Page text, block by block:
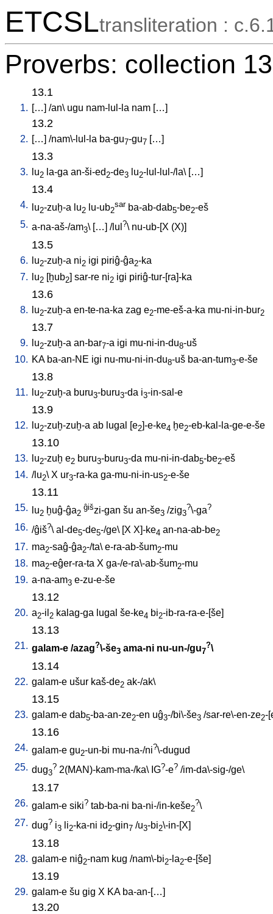
ETCSLtransliteration :
Proverbs: collection 13
13.1
1. […] /an\ ugu nam-lul-la nam […]
13.2
2. […] /nam\-lul-la ba-gu7-gu7 […]
13.3
3. lu2 la-ga an-ši-ed 2-de3 lu2-lul-lul-/la\ […]
13.4
4. lu2-zuḫ-a lu2 lu-ub2
sar ba-ab-dab5-be2-eš
5. a-na-aš-/am3\ […] /lul ?\ nu-ub-[X (X)]
13.5
6. lu2-zuḫ-a ni2 igi piriĝ-ĝa2-ka
7.
lu2 [ḫub2] sar-re ni2 igi piriĝ-tur-[ra]-ka
13.6
8. lu2-zuḫ-a en-te-na-ka zag e2-me-eš-a-ka mu-ni-in-bur2
13.7
9. lu2-zuḫ-a an-bar7-a igi mu-ni-in-du8-uš
10. KA ba-an-NE igi nu-mu-ni-in-du8-uš ba-an-tum3-e-še
13.8
11. lu2-zuḫ-a buru3-buru3-da i3-in-sal-e
13.9
12. lu2-zuḫ-zuḫ-a ab lugal [e2]-e-ke4 ḫe2-eb-kal-la-ge-e-še
13.10
13. lu2-zuḫ e2 buru3-buru3-da mu-ni-in-dab5-be2-eš
14. /lu2\ X ur3-ra-ka ga-mu-ni-in-us2-e-še
13.11
15. lu2 ḫuĝ-ĝa2
ĝišzi-gan šu an-še3 /zig3
?\-ga?
16. /ĝiš?\ al-de5-de5-/ge\ [X X]-ke4 an-na-ab-be2
17. ma2-saĝ-ĝa2-/ta\ e-ra-ab-šum2-mu
18. ma2-eĝer-ra-ta X ga-/e-ra\-ab-šum2-mu
19. a-na-am3 e-zu-e-še
13.12
20. a2-il 2 kalag-ga lugal še-ke4 bi2-ib-ra-ra-e-[še]
13.13
21. galam-e /azag?\-še3 ama-ni nu-un-/gu7
?\
13.14
22. galam-e ušur kaš-de2 ak-/ak\
13.15
23. galam-e dab5-ba-an-ze2-en uĝ3-/bi\-še3 /sar-re\-en-ze2-
13.16
24. galam-e gu2-un-bi mu-na-/ni?\-dugud
25. dug3
? 2(MAN)-kam-ma-/ka\ IG?-e? /im-da\-sig-/ge\
13.17
26. galam-e siki? tab-ba-ni ba-ni-/in-keše2
?\
27. dug? i3 li2-ka-ni id2-gin7 /u3-bi2\-in-[X]
13.18
28. galam-e niĝ2-nam kug /nam\-bi2-la2-e-[še]
13.19
29. galam-e šu gig X KA ba-an-[…]
13.20